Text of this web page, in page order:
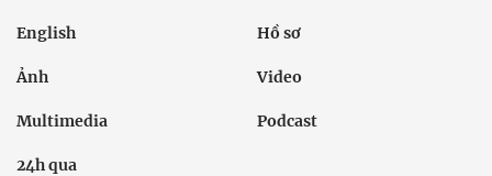
English Hồ sơ
Ảnh Video
Multimedia Podcast
24h qua